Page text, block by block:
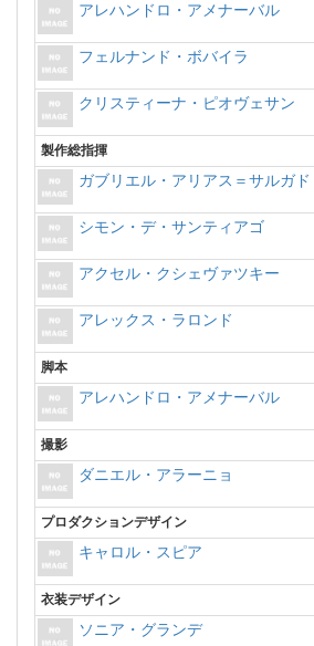
アレハンドロ・アメナーバル
フェルナンド・ボバイラ
クリスティーナ・ピオヴェサン
製作総指揮
ガブリエル・アリアス＝サルガド
シモン・デ・サンティアゴ
アクセル・クシェヴァツキー
アレックス・ラロンド
脚本
アレハンドロ・アメナーバル
撮影
ダニエル・アラーニョ
プロダクションデザイン
キャロル・スピア
衣装デザイン
ソニア・グランデ